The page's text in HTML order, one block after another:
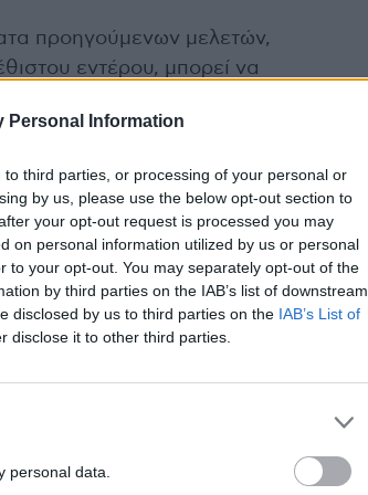
Personal Information
third parties, or processing of your personal or
by us, please use the below opt-out section to
your opt-out request is processed you may
on personal information utilized by us or personal
to your opt-out. You may separately opt-out of the
by third parties on the IAB’s list of downstream
disclosed by us to third parties on the IAB’s List of
disclose it to other third parties.
personal data.
προηγούμενων μελετών,
εντέρου, μπορεί να
ο καφές, περιέχει
σημαντικά ανάλογα με την
τους.
τις μελέτες. Επιπλέον, η
και με τα βιοενεργά
ουσίες, όπως
Οι ουσίες αυτές έχουν
καθώς και επίδραση
του εντέρου και
ενδεχομένως να έχουν
όλων των ατόμων;